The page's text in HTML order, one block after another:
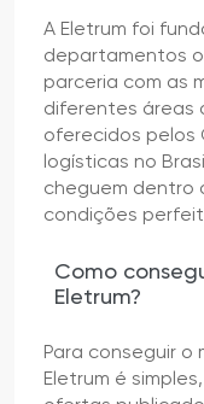
A Eletrum foi
departamentos
parceria com as
diferentes áreas
oferecidos pelos
logísticas no
cheguem dentro
condições
Como
Eletrum?
Para conseguir
Eletrum é